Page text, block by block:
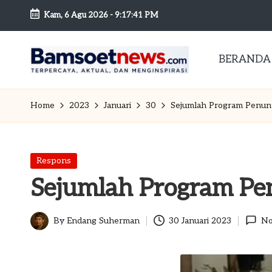
Skip
content
Kam, 6 Agu 2026 -9:17:42 PM
B
a
s
o
et
dan
Mobilitas
BERANDA
Home 2023 Januari 30 Sejumlah Program
Posted
Respons
Sejumlah Program
Posted
ByEndang Suherman 30 Januari 2023